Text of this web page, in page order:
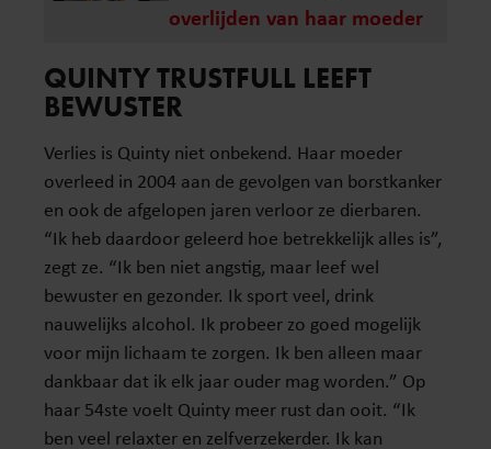
overlijden van haar moeder
QUINTY TRUSTFULL LEEFT
BEWUSTER
Verlies is Quinty niet onbekend. Haar moeder
overleed in 2004 aan de gevolgen van borstkanker
en ook de afgelopen jaren verloor ze dierbaren.
“Ik heb daardoor geleerd hoe betrekkelijk alles is”,
zegt ze. “Ik ben niet angstig, maar leef wel
bewuster en gezonder. Ik sport veel, drink
nauwelijks alcohol. Ik probeer zo goed mogelijk
voor mijn lichaam te zorgen. Ik ben alleen maar
dankbaar dat ik elk jaar ouder mag worden.” Op
haar 54ste voelt Quinty meer rust dan ooit. “Ik
ben veel relaxter en zelfverzekerder. Ik kan